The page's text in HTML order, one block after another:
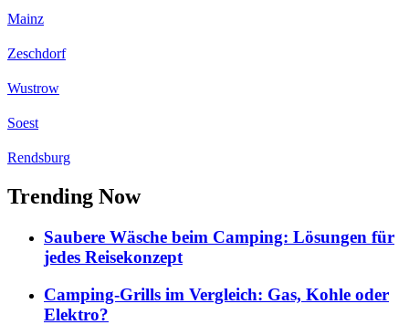
Mainz
Zeschdorf
Wustrow
Soest
Rendsburg
Trending Now
Saubere Wäsche beim Camping: Lösungen für
jedes Reisekonzept
Camping-Grills im Vergleich: Gas, Kohle oder
Elektro?